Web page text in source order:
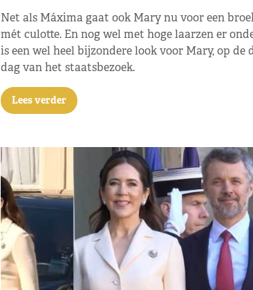
Net als Máxima gaat ook Mary nu voor een
mét culotte. En nog wel met hoge laarzen er
is een wel heel bijzondere look voor Mary, op de
dag van het staatsbezoek.
Lees verder